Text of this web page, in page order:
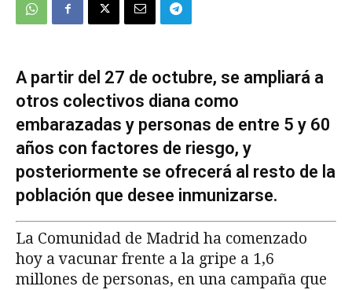
A partir del 27 de octubre, se ampliará a
otros colectivos diana como
embarazadas y personas de entre 5 y 60
años con factores de riesgo, y
posteriormente se ofrecerá al resto de la
población que desee inmunizarse.
La Comunidad de Madrid ha comenzado
hoy a vacunar frente a la gripe a 1,6
millones de personas, en una campaña que